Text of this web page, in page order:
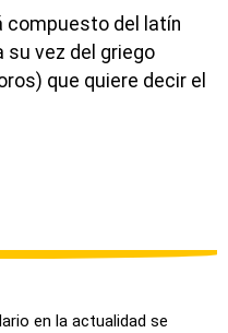
compuesto del latín
su vez del griego
que quiere decir el
en la actualidad se